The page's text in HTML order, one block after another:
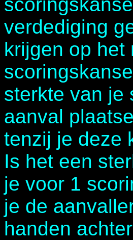
verdediging
krijgen op het
sterkte van je
aanval
tenzij je deze
Is het een
je voor 1
je de
handen